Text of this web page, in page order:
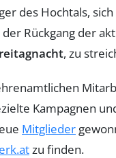
des Hochtals,
der Rückgang der
, zu
Kampagnen
Mitglieder
zu finden.